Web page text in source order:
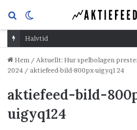
Sök
efterskin
Halvtid
Hem / Aktuellt: Hur spelbolagen
2024 / aktiefeed-bild-800px-uigyq124
aktiefeed-bild-
uigyq124